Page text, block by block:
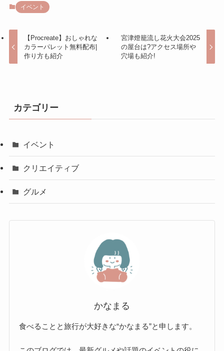
イベント
【Procreate】おしゃれな
カラーパレット無料配布|
作り方も紹介
宮津燈籠流し花火大会2025
の屋台は?アクセス場所や
穴場も紹介!
カテゴリー
イベント
クリエイティブ
グルメ
かなまる
食べることと旅行が大好きな“かなまる”と申します。